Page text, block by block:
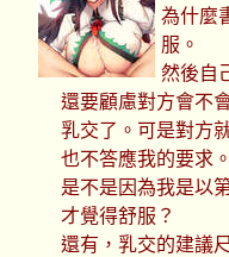
為什麼
服。
然後自
還要顧慮對方會不
乳交了。可是對方
也不答應我的要求
是不是因為我是以
才覺得舒服？
還有，乳交的建議